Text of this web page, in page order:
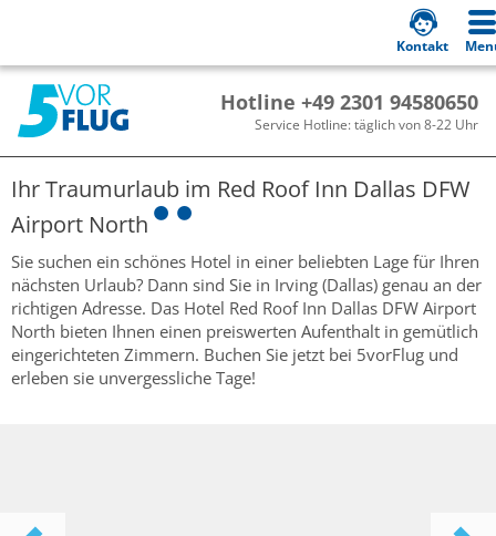
Hotline +49 2301 94580650
Service Hotline: täglich von 8-22 Uhr
Kontakt
Ihr Traumurlaub im Red Roof Inn Dallas DFW
Airport North
Sie suchen ein schönes Hotel in einer beliebten Lage für Ihren
nächsten Urlaub? Dann sind Sie in Irving (Dallas) genau an der
richtigen Adresse. Das Hotel Red Roof Inn Dallas DFW Airport
North bieten Ihnen einen preiswerten Aufenthalt in gemütlich
eingerichteten Zimmern. Buchen Sie jetzt bei 5vorFlug und
erleben sie unvergessliche Tage!